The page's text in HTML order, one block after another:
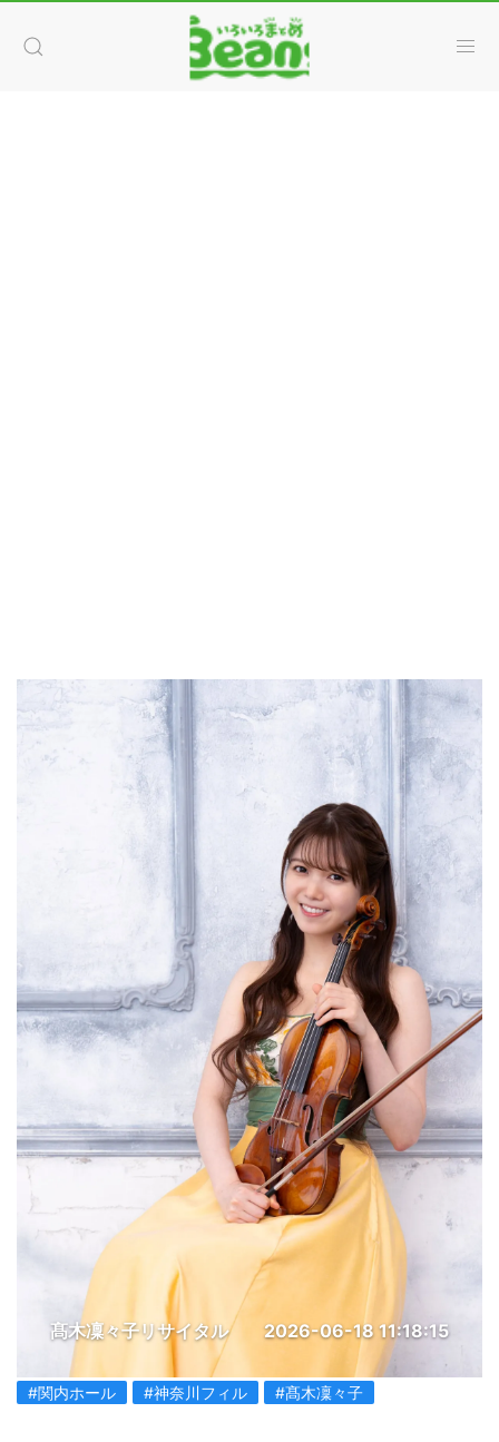
髙木凜々子リサイタル 2026-06-18 11:18:15
#関内ホール #神奈川フィル #髙木凜々子